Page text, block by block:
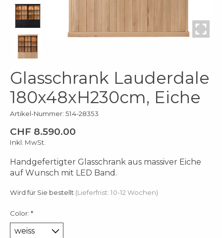
Glasschrank Lauderdale
180x48xH230cm, Eiche
Artikel-Nummer: 514-28353
CHF 8.590.00
Inkl. MwSt.
Handgefertigter Glasschrank aus massiver Eiche
auf Wunsch mit LED Band.
Wird für Sie bestellt (Lieferfrist: 10-12 Wochen)
Color: *